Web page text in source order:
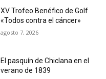
XV Trofeo Benéfico de Golf
«Todos contra el cáncer»
agosto 7, 2026
El pasquín de Chiclana en el
verano de 1839